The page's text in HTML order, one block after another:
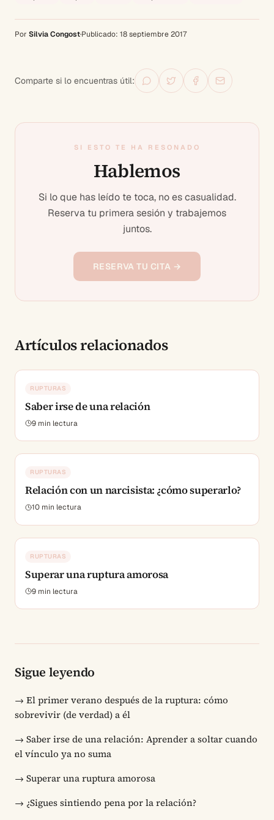
Por Silvia Congost·Publicado: 18 septiembre 2017
Comparte si lo encuentras útil:
SI ESTO TE HA RESONADO
Hablemos
Si lo que has leído te toca, no es casualidad.
Reserva tu primera sesión y trabajemos
juntos.
RESERVA TU CITA →
Artículos relacionados
RUPTURAS
Saber irse de una relación
9 min lectura
RUPTURAS
Relación con un narcisista: ¿cómo superarlo?
10 min lectura
RUPTURAS
Superar una ruptura amorosa
9 min lectura
Sigue leyendo
→ El primer verano después de la ruptura: cómo
sobrevivir (de verdad) a él
→ Saber irse de una relación: Aprender a soltar cuando
el vínculo ya no suma
→ Superar una ruptura amorosa
→ ¿Sigues sintiendo pena por la relación?